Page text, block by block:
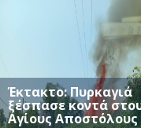
Έκτακτο: Πυρκαγιά
ξέσπασε κοντά
Αγίους Αποστόλους